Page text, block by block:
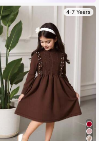
4-7 Years